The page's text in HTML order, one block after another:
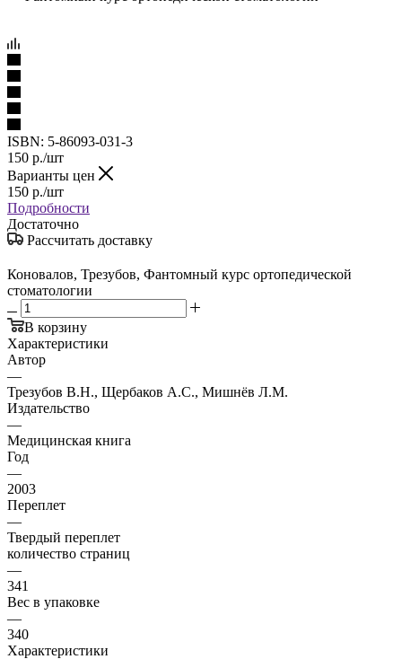
ISBN: 5-86093-031-3
150 р./шт
Варианты цен
150 р./шт
Подробности
Достаточно
Рассчитать доставку
Коновалов, Трезубов, Фантомный курс ортопедической
стоматологии
В корзину
Характеристики
Автор
—
Трезубов В.Н., Щербаков А.С., Мишнёв Л.М.
Издательство
—
Медицинская книга
Год
—
2003
Переплет
—
Твердый переплет
количество страниц
—
341
Вес в упаковке
—
340
Характеристики